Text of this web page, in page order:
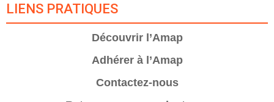
LIENS PRATIQUES
Découvrir l’Amap
Adhérer à l’Amap
Contactez-nous